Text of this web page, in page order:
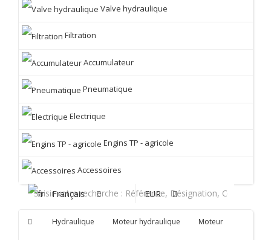
Valve hydraulique
Filtration
Accumulateur
Pneumatique
Electrique
Engins TP - agricole
Accessoires
Français EUR
Hydraulique Moteur hydraulique Moteur